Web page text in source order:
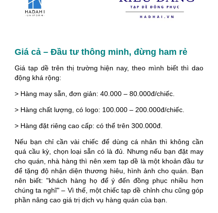
Giá cả – Đầu tư thông minh, đừng ham rẻ
Giá tạp dề trên thị trường hiện nay, theo mình biết thì dao
động khá rộng:
> Hàng may sẵn, đơn giản: 40.000 – 80.000đ/chiếc.
> Hàng chất lượng, có logo: 100.000 – 200.000đ/chiếc.
> Hàng đặt riêng cao cấp: có thể trên 300.000đ.
Nếu bạn chỉ cần vài chiếc để dùng cá nhân thì không cần
quá cầu kỳ, chọn loại sẵn có là đủ. Nhưng nếu bạn đặt may
cho quán, nhà hàng thì nên xem tạp dề là một khoản đầu tư
để tặng độ nhận diện thương hiêu, hình ảnh cho quán. Bạn
nên biết: "khách hàng họ để ý đến đồng phục nhiều hơn
chúng ta nghĩ" – Vì thế, một chiếc tạp dề chỉnh chu cũng góp
phần nâng cao giá trị dịch vụ hàng quán của bạn.